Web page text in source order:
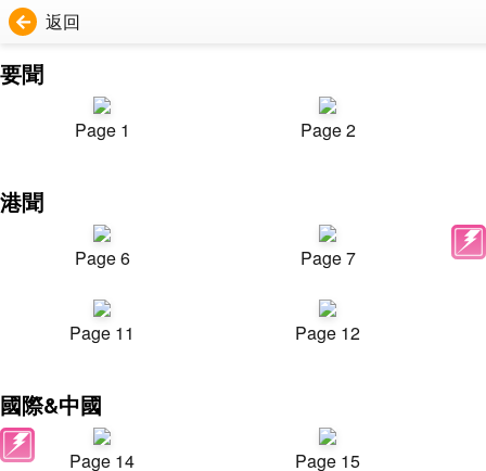
返回
要聞
Page 1 Page 2
港聞
Page 6 Page 7
Page 11 Page 12
國際&中國
Page 14 Page 15